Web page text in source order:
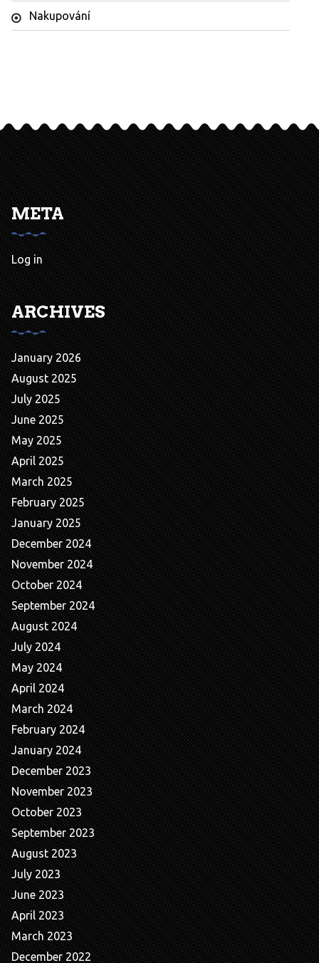
Nakupování
META
Log in
ARCHIVES
January 2026
August 2025
July 2025
June 2025
May 2025
April 2025
March 2025
February 2025
January 2025
December 2024
November 2024
October 2024
September 2024
August 2024
July 2024
May 2024
April 2024
March 2024
February 2024
January 2024
December 2023
November 2023
October 2023
September 2023
August 2023
July 2023
June 2023
April 2023
March 2023
December 2022